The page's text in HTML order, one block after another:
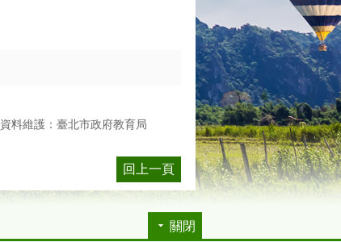
資料維護：臺北市政府教育局
回上一頁
關閉